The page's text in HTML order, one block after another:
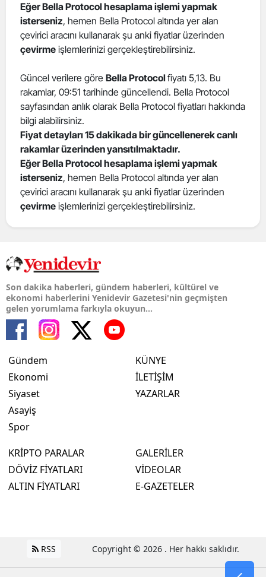
Eğer Bella Protocol hesaplama işlemi yapmak
isterseniz, hemen Bella Protocol altında yer alan
çevirici aracını kullanarak şu anki fiyatlar üzerinden
çevirme işlemlerinizi gerçekleştirebilirsiniz.
Güncel verilere göre Bella Protocolfiyatı 5,13. Bu
rakamlar, 09:51 tarihinde güncellendi. Bella Protocol
sayfasından anlık olarak Bella Protocol fiyatları hakkında
bilgi alabilirsiniz.
Fiyat detayları 15 dakikada bir güncellenerek canlı
rakamlar üzerinden yansıtılmaktadır.
Eğer Bella Protocol hesaplama işlemi yapmak
isterseniz, hemen Bella Protocol altında yer alan
çevirici aracını kullanarak şu anki fiyatlar üzerinden
çevirme işlemlerinizi gerçekleştirebilirsiniz.
Son dakika haberleri, gündem haberleri, kültürel ve
ekonomi haberlerini Yenidevir Gazetesi'nin geçmişten
gelen yorumlama farkıyla okuyun...
Gündem
Ekonomi
Siyaset
Asayiş
Spor
KÜNYE
İLETİŞİM
YAZARLAR
KRİPTO PARALAR
DÖVİZ FİYATLARI
ALTIN FİYATLARI
GALERİLER
VİDEOLAR
E-GAZETELER
RSS Copyright © 2026 . Her hakkı saklıdır.